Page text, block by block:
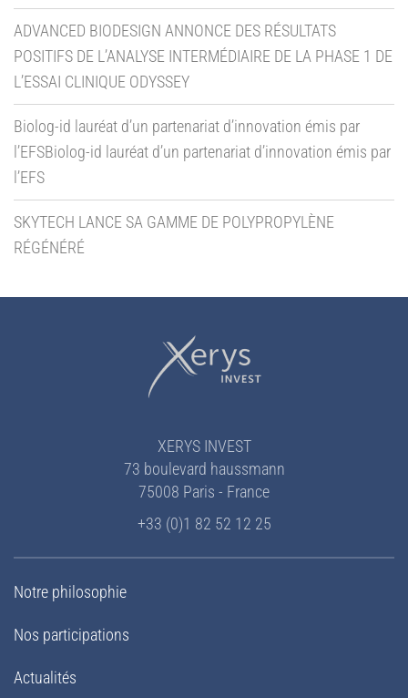
ADVANCED BIODESIGN ANNONCE DES RÉSULTATS
POSITIFS DE L’ANALYSE INTERMÉDIAIRE DE LA PHASE 1 DE
L’ESSAI CLINIQUE ODYSSEY
Biolog-id lauréat d’un partenariat d’innovation émis par
l’EFSBiolog-id lauréat d’un partenariat d’innovation émis par
l’EFS
SKYTECH LANCE SA GAMME DE POLYPROPYLÈNE
RÉGÉNÉRÉ
XERYS INVEST
73 boulevard haussmann
75008 Paris - France
+33 (0)1 82 52 12 25
Notre philosophie
Nos participations
Actualités